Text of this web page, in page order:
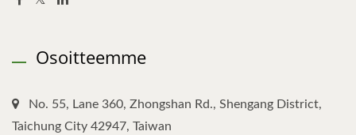
Osoitteemme
No. 55, Lane 360, Zhongshan Rd., Shengang District,
Taichung City 42947, Taiwan